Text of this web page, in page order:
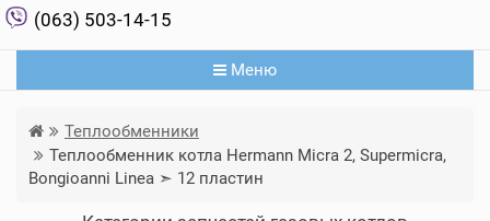
(063) 503-14-15
Меню
Теплообменники
Теплообменник котла Hermann Micra 2, Supermicra,
Bongioanni Linea ➣ 12 пластин